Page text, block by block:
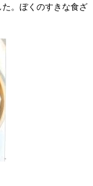
。ぼくのすきな食ざ